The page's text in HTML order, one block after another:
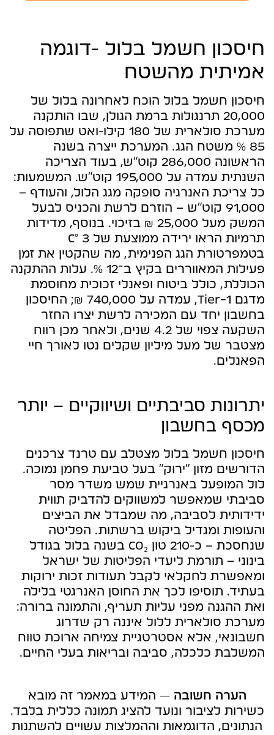
חיסכון חשמל בלול -דוגמה
אמיתית מהשטח
חיסכון חשמל בלול הוכח לאחרונה בלול של
20,000 תרנגולות ברמת הגולן, שבו הותקנה
מערכת סולארית של 180 קילו-ואט שתפוסה על
85 % משטח הגג. המערכת ייצרה בשנה
הראשונה 286,000 קוט״ש, בעוד הצריכה
השנתית עמדה על 195,000 קוט״ש. המשמעות:
כל צריכת האנרגיה סופקה מגג הלול, והעודף –
91,000 קוט״ש – הוזרם לרשת והכניס לבעל
המשק מעל 25,000 ₪ בזיכוי. בנוסף, מדידות
תרמיות הראו ירידה ממוצעת של 3 °C
בטמפרטורת הגג הפנימית, מה שהקטין את זמן
פעילות המאווררים בקיץ ב־12 %. עלות ההתקנה
הכוללת, כולל ביטוח ופאנלי זכוכית מחוסמת
מדגם Tier-1, עמדה על 740,000 ₪; החיסכון
בחשבון יחד עם המכירה לרשת יצרו החזר
השקעה צפוי של 4.2 שנים, ולאחר מכן רווח
מצטבר של מעל מיליון שקלים נטו לאורך חיי
הפאנלים.
יתרונות סביבתיים ושיווקיים – יותר
מכסף בחשבון
חיסכון חשמל בלול מצטלב עם טרנד צרכנים
הדורשים מזון “ירוק” בעל טביעת פחמן נמוכה.
לול המופעל באנרגיית שמש משדר מסר
סביבתי שמאפשר למשווקים להדביק תווית
ידידותית לסביבה, מה שמבדל את הביצים
והעופות ומגדיל ביקוש ברשתות. הפליטה
שנחסכת – כ-210 טון CO₂ בשנה בלול בגודל
בינוני – תורמת ליעדי הפליטות של ישראל
ומאפשרת לחקלאי לקבל תעודות זכות ירוקות
בעתיד. תוסיפו לכך את החוסן האנרגטי בלילה
ואת ההגנה מפני עליות תעריף, והתמונה ברורה:
מערכת סולארית ללול איננה רק שדרוג
חשבונאי, אלא אסטרטגיית צמיחה ארוכת טווח
המשלבת כלכלה, סביבה ובריאות בעלי החיים.
הערה חשובה — המידע במאמר זה מובא
כשירות לציבור ונועד להציג תמונה כללית בלבד.
הנתונים, הדוגמאות וההמלצות עשויים להשתנות